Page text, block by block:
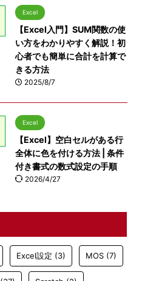
Excel
【Excel入門】SUM関数の使
い方をわかりやすく解説！初
心者でも簡単に合計を計算で
きる方法
2025/8/7
Excel
【Excel】空白セルがある行
全体に色を付ける方法 | 条件
付き書式の数式設定の手順
2026/4/27
Excel設定 (3) MOS (7)